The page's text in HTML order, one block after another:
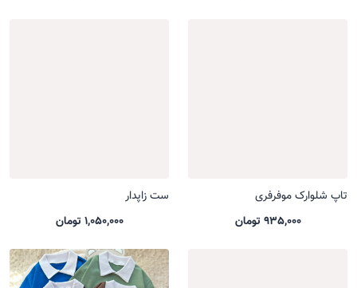
تاپ شلوارک موفرفری
935,000 تومان
ست زاپدار
1,050,000 تومان